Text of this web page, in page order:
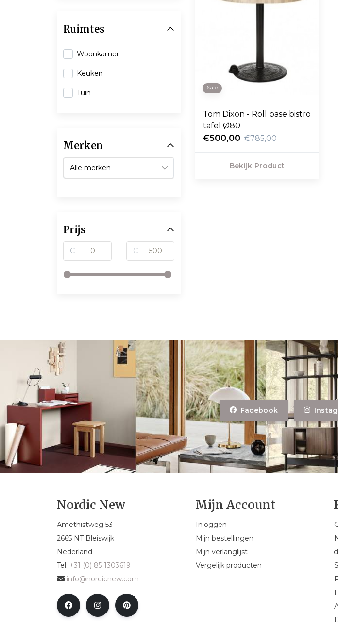
Sale
Tom Dixon - Roll base bistro
tafel Ø80
€500,00 €785,00
Bekijk Product
Ruimtes
Woonkamer
Keuken
Tuin
Merken
Prijs
€ €
Facebook
Nordic New
Amethistweg 53
2665 NT Bleiswijk
Nederland
Tel: +31 (0) 85 1303619
info@nordicnew.com
Mijn Account
Inloggen
Mijn bestellingen
Mijn verlanglijst
Vergelijk producten